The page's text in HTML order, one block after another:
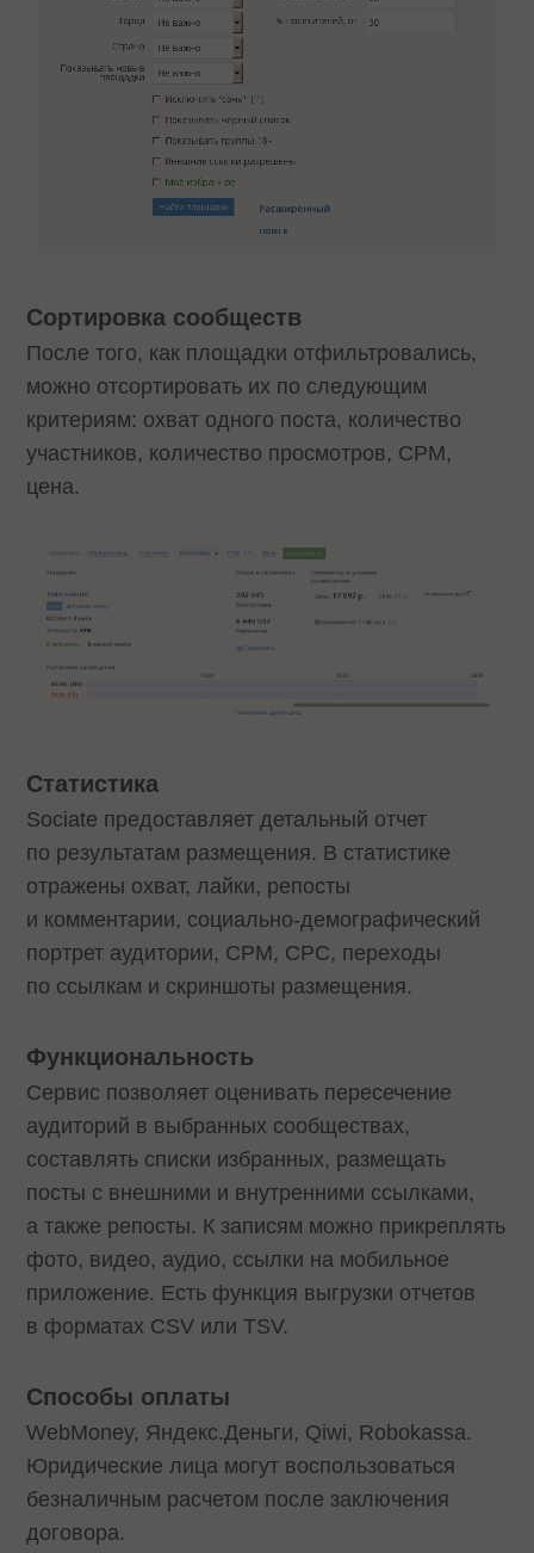
Сортировка сообществ
После того, как площадки отфильтровались,
можно отсортировать их по следующим
критериям: охват одного поста, количество
участников, количество просмотров, CPM,
цена.
Статистика
Sociate предоставляет детальный отчет
по результатам размещения. В статистике
отражены охват, лайки, репосты
и комментарии, социально-демографический
портрет аудитории, CPM, CPC, переходы
по ссылкам и скриншоты размещения.
Функциональность
Сервис позволяет оценивать пересечение
аудиторий в выбранных сообществах,
составлять списки избранных, размещать
посты с внешними и внутренними ссылками,
а также репосты. К записям можно прикреплять
фото, видео, аудио, ссылки на мобильное
приложение. Есть функция выгрузки отчетов
в форматах CSV или TSV.
Способы оплаты
WebMoney, Яндекс.Деньги, Qiwi, Robokassa.
Юридические лица могут воспользоваться
безналичным расчетом после заключения
договора.